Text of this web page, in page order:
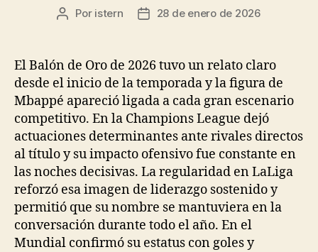
Autor
entrada
Por istern
Fecha
entrada
28 de enero de 2026
El Balón de Oro de 2026 tuvo un relato claro
desde el inicio de la temporada y la figura de
Mbappé apareció ligada a cada gran escenario
competitivo. En la Champions League dejó
actuaciones determinantes ante rivales directos
al título y su impacto ofensivo fue constante en
las noches decisivas. La regularidad en LaLiga
reforzó esa imagen de liderazgo sostenido y
permitió que su nombre se mantuviera en la
conversación durante todo el año. En el
Mundial confirmó su estatus con goles y